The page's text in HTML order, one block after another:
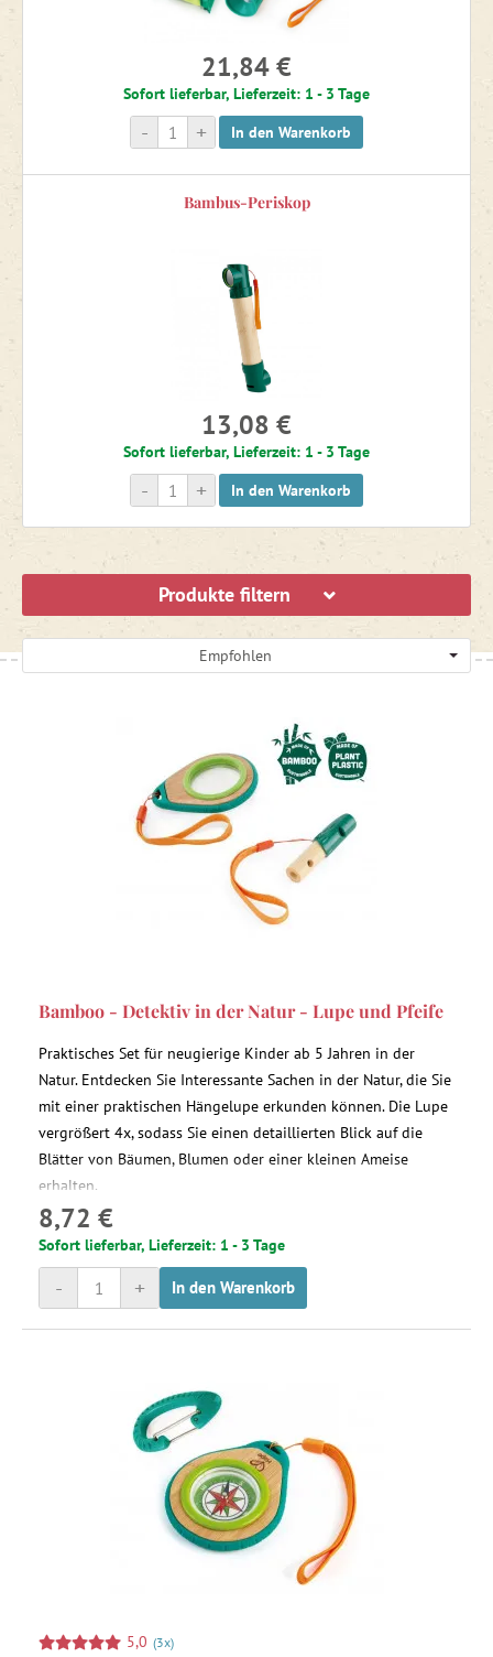
21,84 €
Sofort lieferbar, Lieferzeit: 1 - 3 Tage
+
- In den Warenkorb
Bambus-Periskop
13,08 €
Sofort lieferbar, Lieferzeit: 1 - 3 Tage
+
- In den Warenkorb
Produkte filtern
Empfohlen
Bamboo - Detektiv in der Natur - Lupe und Pfeife
Praktisches Set für neugierige Kinder ab 5 Jahren in der
Natur. Entdecken Sie Interessante Sachen in der Natur, die Sie
mit einer praktischen Hängelupe erkunden können. Die Lupe
vergrößert 4x, sodass Sie einen detaillierten Blick auf die
Blätter von Bäumen, Blumen oder einer kleinen Ameise
erhalten.
8,72 €
Sofort lieferbar, Lieferzeit: 1 - 3 Tage
+
- In den Warenkorb
5,0 (3x)